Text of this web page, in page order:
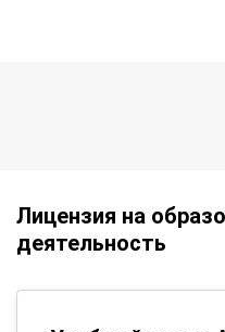
Лицензия на
деятельность